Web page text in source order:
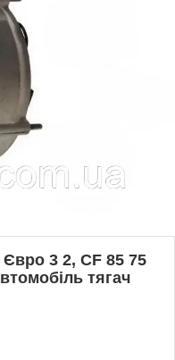
3 2, CF 85 75
тягач